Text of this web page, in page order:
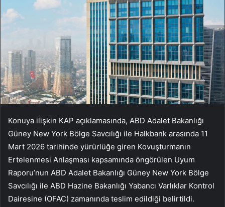
Konuya ilişkin KAP açıklamasında, ABD Adalet Bakanlığı
Güney New York Bölge Savcılığı ile Halkbank arasında 11
Mart 2026 tarihinde yürürlüğe giren Kovuşturmanın
Ertelenmesi Anlaşması kapsamında öngörülen Uyum
Raporu’nun ABD Adalet Bakanlığı Güney New York Bölge
Savcılığı ile ABD Hazine Bakanlığı Yabancı Varlıklar Kontrol
Dairesine (OFAC) zamanında teslim edildiği belirtildi.